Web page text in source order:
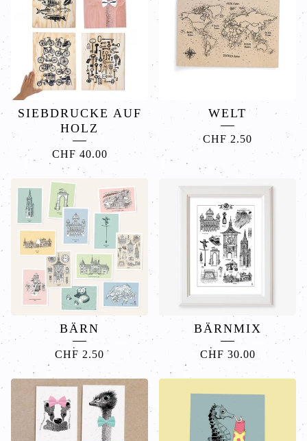
SIEBDRUCKE AUF
HOLZ
CHF 40.00
WELT
CHF 2.50
BÄRN
CHF 2.50
BÄRNMIX
CHF 30.00